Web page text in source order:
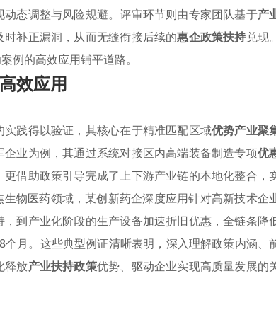
态调整与风险规避。评审环节则由专家团队基于产
补正漏洞，从而无缝衔接后续的惠企政策扶持兑现。
例的高效应用铺平道路。
效应用
践得以验证，其核心在于精准匹配区域优势产业聚
业为例，其通过系统对接区内高端装备制造专项优
借助政策引导完成了上下游产业链的本地化整合，
物医药领域，某创新药企深度应用针对高新技术企
到产业化阶段的生产设备加速折旧优惠，全链条降
月。这些典型例证清晰表明，深入理解政策内涵、
释放产业扶持政策优势、驱动企业实现高质量发展的